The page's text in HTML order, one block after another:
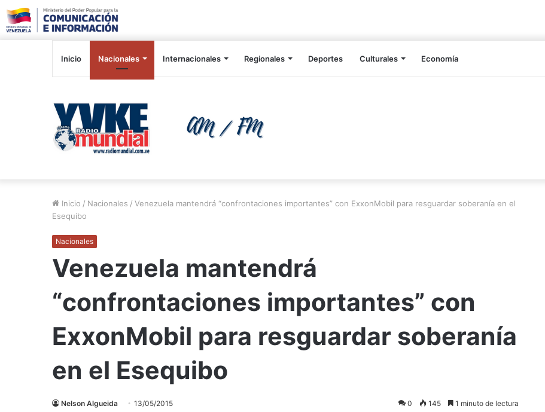
Inicio Nacionales Internacionales Regionales Deportes Culturales Economía
Inicio / Nacionales / Venezuela mantendrá “confrontaciones importantes” con ExxonMobil para resguardar soberanía en el
Esequibo
Nacionales
Venezuela mantendrá
“confrontaciones importantes” con
ExxonMobil para resguardar soberanía
en el Esequibo
Nelson Algueida 13/05/2015 0 145 1 minuto de lectura